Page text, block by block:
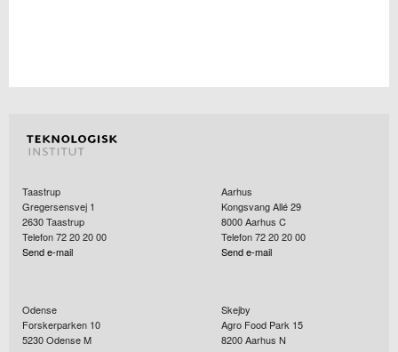
Taastrup
Gregersensvej 1
2630Taastrup
Telefon 72 20 20 00
Send e-mail
Aarhus
Kongsvang Allé 29
8000Aarhus C
Telefon 72 20 20 00
Send e-mail
Odense
Forskerparken 10
5230Odense M
Skejby
Agro Food Park 15
8200Aarhus N